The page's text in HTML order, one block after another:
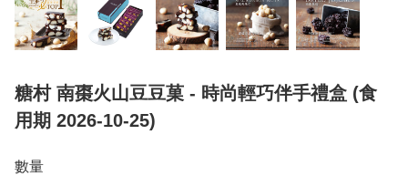
糖村 南棗火山豆豆菓 - 時尚輕巧伴手禮盒 (食
用期 2026-10-25)
數量